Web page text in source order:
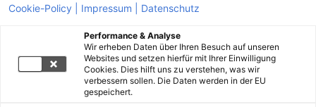
Cookie-Policy | Impressum | Datenschutz
Performance & Analyse
Wir erheben Daten über Ihren Besuch auf unseren
Websites und setzen hierfür mit Ihrer Einwilligung
Cookies. Dies hilft uns zu verstehen, was wir
verbessern sollen. Die Daten werden in der EU
gespeichert.